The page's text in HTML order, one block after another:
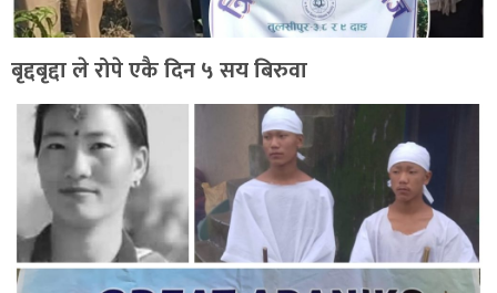
बृद्दबृद्दा ले रोपे एकै दिन ५ सय बिरुवा